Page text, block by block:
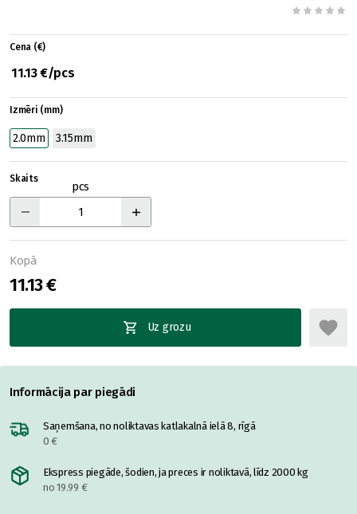
Cena (€)
11.13 €/pcs
Izmēri (mm)
2.0mm 3.15mm
Skaits
pcs
Kopā
11.13 €
Uz grozu
Informācija par piegādi
Saņemšana, no noliktavas katlakalnā ielā 8, rīgā
0 €
Ekspress piegāde, šodien, ja preces ir noliktavā, līdz 2000 kg
no 19.99 €